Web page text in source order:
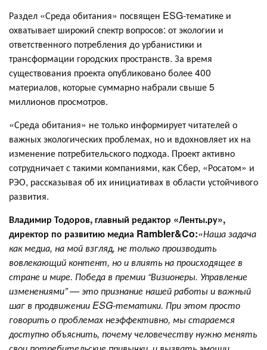
Раздел «Среда обитания» посвящен ESG-тематике и
охватывает широкий спектр вопросов: от экологии и
ответственного потребления до урбанистики и
трансформации городских пространств. За время
существования проекта опубликовано более 400
материалов, которые суммарно набрали свыше 5
миллионов просмотров.
«Среда обитания» не только информирует читателей о
важных экологических проблемах, но и вдохновляет их на
изменение потребительского подхода. Проект активно
сотрудничает с такими компаниями, как Сбер, «Росатом» и
РЭО, рассказывая об их инициативах в области устойчивого
развития.
Владимир Тодоров, главный редактор «Ленты.ру»,
директор по развитию медиа Rambler&Co:«Наша задача
как медиа, на мой взгляд, не только производить
вовлекающий контент, но и влиять на происходящее в
стране и мире. Победа в премии “Визионеры. Управление
изменениями” — это признание нашей работы и важный
шаг в продвижении ESG-тематики. При этом просто
говорить о проблемах неэффективно, мы стараемся
доступно объяснить, почему человечеству нужно менять